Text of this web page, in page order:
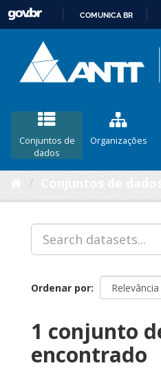
COMUNICA BR
Conjuntos de
dados
Organizações
Ordenar por
1 conjunto
encontrado